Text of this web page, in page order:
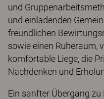
und
und einladenden
freundlichen
sowie einen Ruheraum,
komfortable Liege, die
Nachdenken und
Ein sanfter Übergang